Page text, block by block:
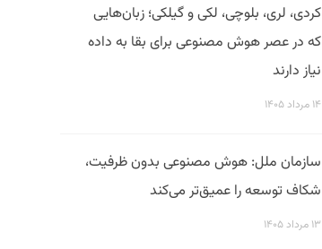
کردی، لری، بلوچی، لکی و گیلکی؛ زبان‌هایی
که در عصر هوش مصنوعی برای بقا به داده
نیاز دارند
۱۴ مرداد ۱۴۰۵
سازمان ملل: هوش مصنوعی بدون ظرفیت،
شکاف توسعه را عمیق‌تر می‌کند
۱۳ مرداد ۱۴۰۵